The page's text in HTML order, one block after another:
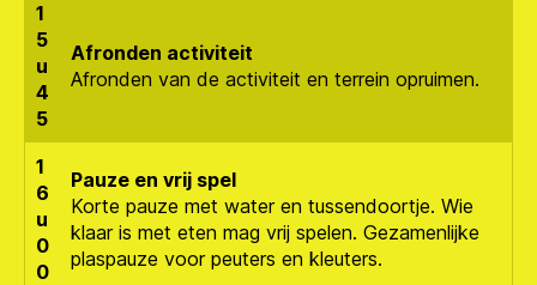
1
5
u
4
5
Afronden activiteit
Afronden van de activiteit en terrein opruimen.
1
6
u
0
0
Pauze en vrij spel
Korte pauze met water en tussendoortje. Wie
klaar is met eten mag vrij spelen. Gezamenlijke
plaspauze voor peuters en kleuters.